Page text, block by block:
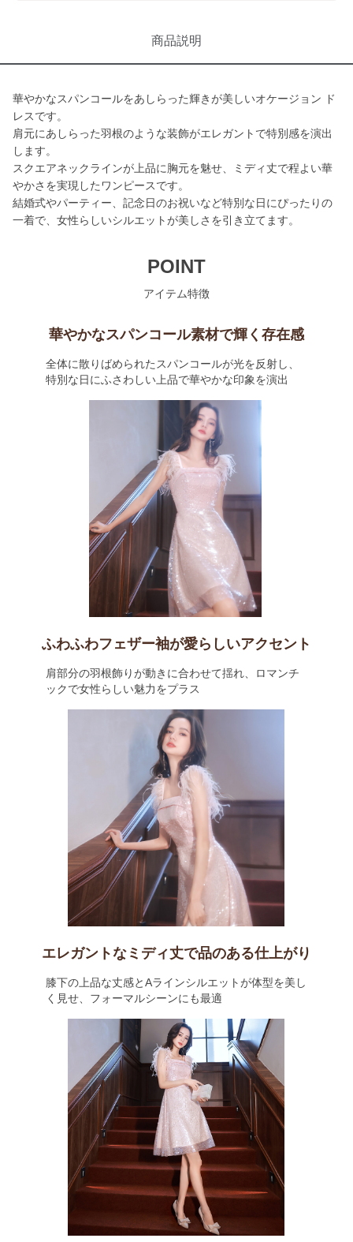
商品説明
華やかなスパンコールをあしらった輝きが美しいオケージョン ド
レスです。
肩元にあしらった羽根のような装飾がエレガントで特別感を演出
します。
スクエアネックラインが上品に胸元を魅せ、ミディ丈で程よい華
やかさを実現したワンピースです。
結婚式やパーティー、記念日のお祝いなど特別な日にぴったりの
一着で、女性らしいシルエットが美しさを引き立てます。
POINT
アイテム特徴
華やかなスパンコール素材で輝く存在感
全体に散りばめられたスパンコールが光を反射し、
特別な日にふさわしい上品で華やかな印象を演出
ふわふわフェザー袖が愛らしいアクセント
肩部分の羽根飾りが動きに合わせて揺れ、ロマンチ
ックで女性らしい魅力をプラス
エレガントなミディ丈で品のある仕上がり
膝下の上品な丈感とAラインシルエットが体型を美し
く見せ、フォーマルシーンにも最適